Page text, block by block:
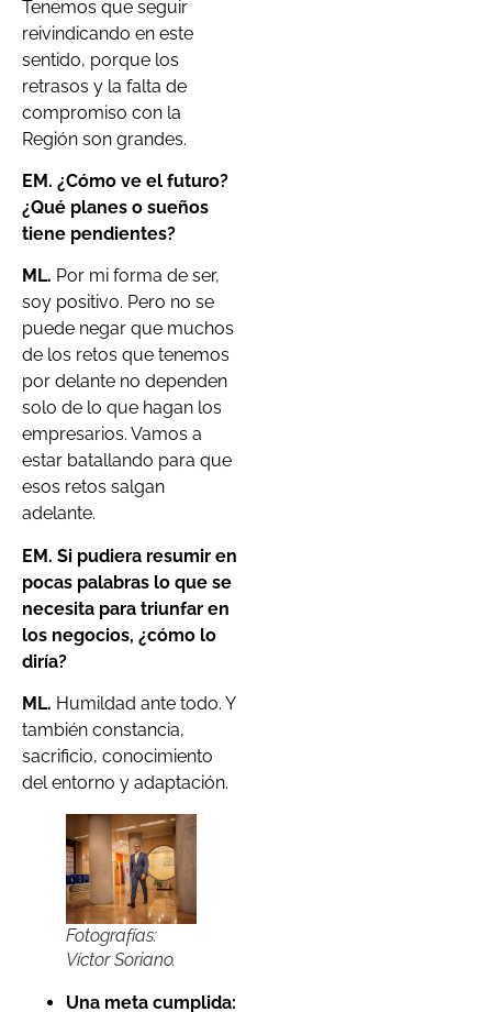
Tenemos que seguir
reivindicando en este
sentido, porque los
retrasos y la falta de
compromiso con la
Región son grandes.
EM. ¿Cómo ve el futuro?
¿Qué planes o sueños
tiene pendientes?
ML. Por mi forma de ser,
soy positivo. Pero no se
puede negar que muchos
de los retos que tenemos
por delante no dependen
solo de lo que hagan los
empresarios. Vamos a
estar batallando para que
esos retos salgan
adelante.
EM. Si pudiera resumir en
pocas palabras lo que se
necesita para triunfar en
los negocios, ¿cómo lo
diría?
ML. Humildad ante todo. Y
también constancia,
sacrificio, conocimiento
del entorno y adaptación.
Fotografías:
Víctor Soriano.
Una meta cumplida: